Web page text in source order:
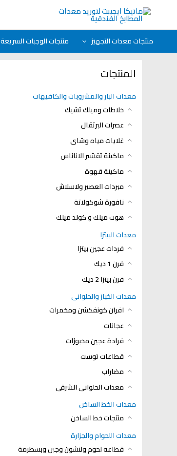
المحتوى
منتجات معدات التجهيز منتجات الوجبات السريعة
المنتجات
معدات البار والمشروبات والكافيهات
خلاطات وميلك تشيك
عصرات البرتقال
غلايات مياه وشاى
ماكينة تقشير الاناناس
ماكينة قهوة
مبردات العصير ولاسلاش
نافورة شوكولاتة
هوت ميلك و كولد ميلك
معدات البيتزا
فردات عجين بيتزا
فرن 1 ديك
فرن بيتزا 2 ديك
معدات الخباز والحلوانى
افران كونفكشن ومخمرات
عجانات
فرادة عجين مخبوزات
قطاعات توست
مضاراب
معدات الحلوانى الشرقى
معدات الخط الساخن
منتجات خط الساخن
معدات اللحوام والجزارة
قطاعه لحوم ولنشون وجبن وبسطرمة